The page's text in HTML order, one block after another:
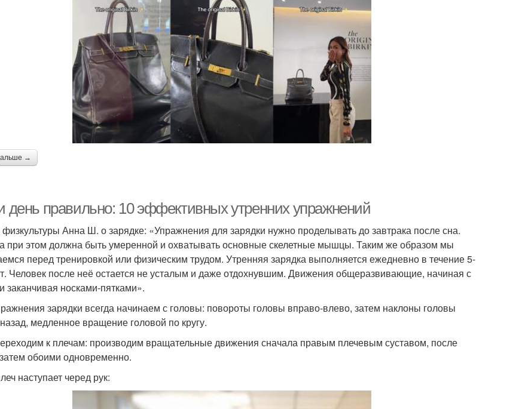
→
день правильно: 10 эффективных утренних упражнений
физкультуры Анна Ш. о зарядке: «Упражнения для зарядки нужно проделывать до завтрака после сна.
при этом должна быть умеренной и охватывать основные скелетные мышцы. Таким же образом мы
перед тренировкой или физическим трудом. Утренняя зарядка выполняется ежедневно в течение 5-
Человек после неё остается не усталым и даже отдохнувшим. Движения общеразвивающие, начиная с
заканчивая носками-пятками».
зарядки всегда начинаем с головы: повороты головы вправо-влево, затем наклоны головы
медленное вращение головой по кругу.
к плечам: производим вращательные движения сначала правым плечевым суставом, после
обоими одновременно.
наступает черед рук: